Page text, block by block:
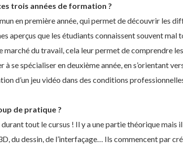
trois années de formation ?
en première année, qui permet de découvrir les
aperçus que les étudiants connaissent souvent mal
marché du travail, cela leur permet de comprendre
à se spécialiser en deuxième année, en s’orientant
d’un jeu vidéo dans des conditions
de pratique ?
tout le cursus ! Il y a une partie théorique mais
du dessin, de l’interfaçage… Ils commencent par